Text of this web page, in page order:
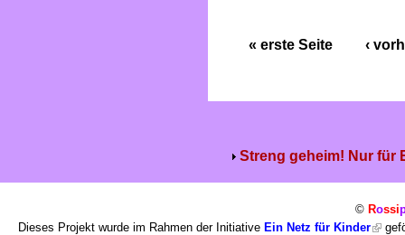
« erste Seite ‹
Streng geheim! Nur für
© Rossi
Dieses Projekt wurde im Rahmen der Initiative Ein Netz für Kinder